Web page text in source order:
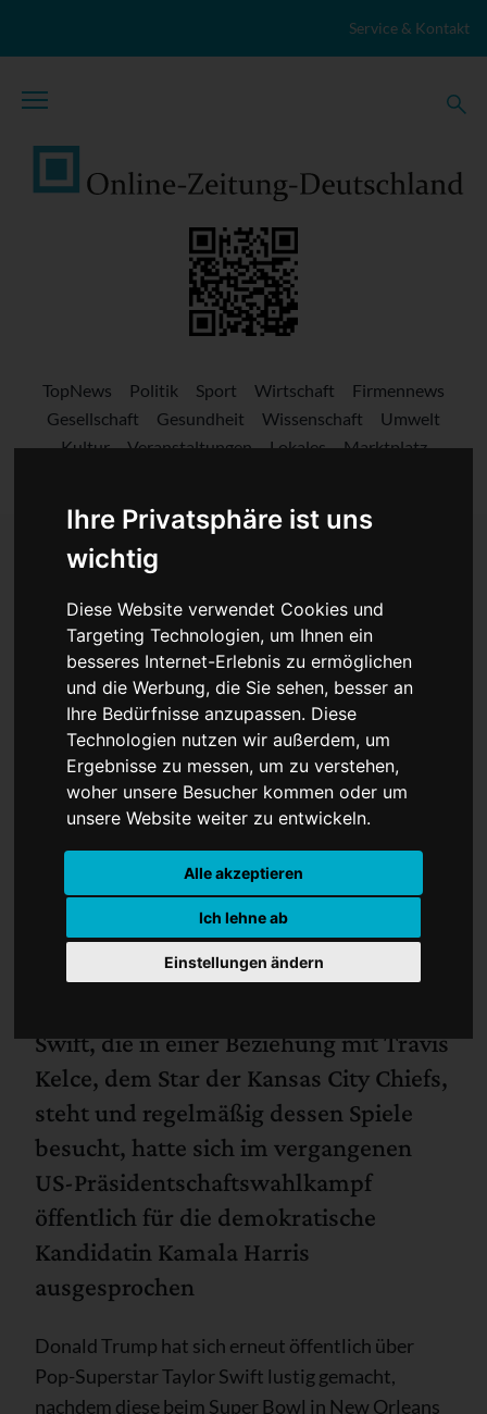
Ihre Privatsphäre ist uns
wichtig
Diese Website verwendet Cookies und
Targeting Technologien, um Ihnen ein
besseres Internet-Erlebnis zu ermöglichen
und die Werbung, die Sie sehen, besser an
Ihre Bedürfnisse anzupassen. Diese
Technologien nutzen wir außerdem, um
Ergebnisse zu messen, um zu verstehen,
woher unsere Besucher kommen oder um
unsere Website weiter zu entwickeln.
Alle akzeptieren
Ich lehne ab
Einstellungen ändern
Service & Kontakt
TopNews Politik Sport Wirtschaft
Firmennews
Gesellschaft
Gesundheit Wissenschaft
Umwelt
Kultur
Veranstaltungen Lokales
Marktplatz
„Ich hasse Taylor Swift.“
Zitat des Präsidenten
Swift, die in einer Beziehung mit Travis
Kelce, dem Star der Kansas City Chiefs,
steht und regelmäßig dessen Spiele
besucht, hatte sich im vergangenen
US-Präsidentschaftswahlkampf
öffentlich für die demokratische
Kandidatin Kamala Harris
ausgesprochen
Donald Trump hat sich erneut öffentlich über
Pop-Superstar Taylor Swift lustig gemacht,
nachdem diese beim Super Bowl in New Orleans